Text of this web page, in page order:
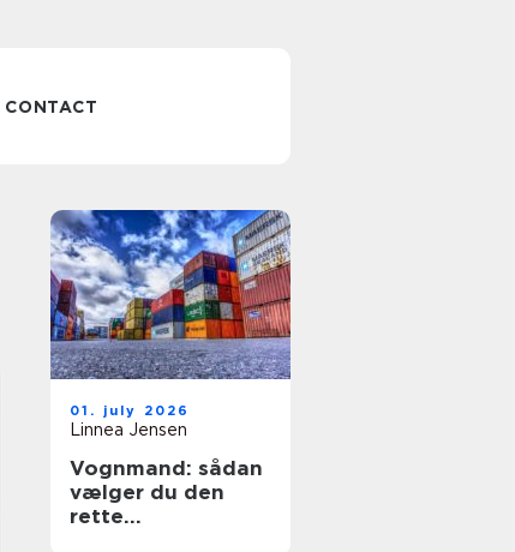
CONTACT
01. july 2026
Linnea Jensen
Vognmand: sådan
vælger du den
rette